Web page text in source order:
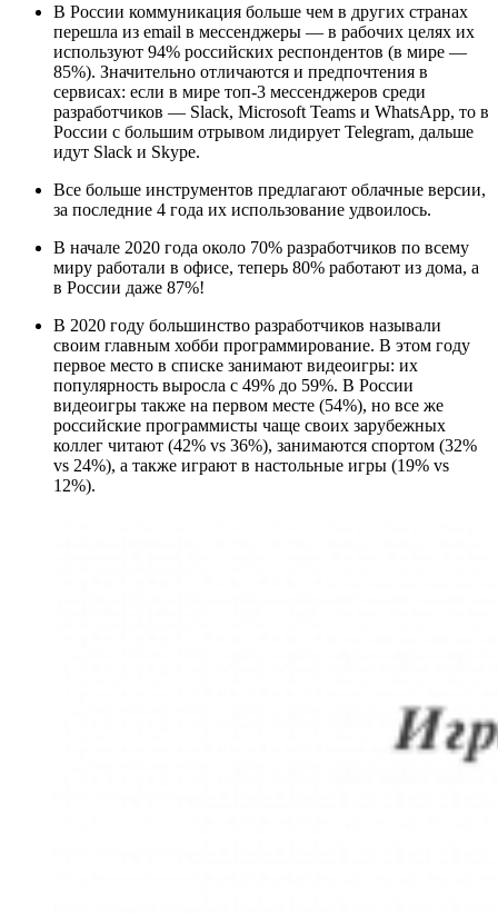
В России коммуникация больше чем в других странах
перешла из email в мессенджеры — в рабочих целях их
используют 94% российских респондентов (в мире —
85%). Значительно отличаются и предпочтения в
сервисах: если в мире топ-3 мессенджеров среди
разработчиков — Slack, Microsoft Teams и WhatsApp, то в
России с большим отрывом лидирует Telegram, дальше
идут Slack и Skype.
Все больше инструментов предлагают облачные версии,
за последние 4 года их использование удвоилось.
В начале 2020 года около 70% разработчиков по всему
миру работали в офисе, теперь 80% работают из дома, а
в России даже 87%!
В 2020 году большинство разработчиков называли
своим главным хобби программирование. В этом году
первое место в списке занимают видеоигры: их
популярность выросла с 49% до 59%. В России
видеоигры также на первом месте (54%), но все же
российские программисты чаще своих зарубежных
коллег читают (42% vs 36%), занимаются спортом (32%
vs 24%), а также играют в настольные игры (19% vs
12%).